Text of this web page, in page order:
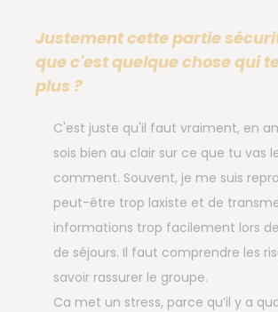
Justement cette partie
que c'est quelque chose qui
plus ?
C'est juste qu'il faut vraiment, en
sois bien au clair sur ce que tu vas
comment. Souvent, je me suis
peut-être trop laxiste et de
informations trop facilement lors
de séjours. Il faut comprendre les
savoir rassurer le groupe.
Ca met un stress, parce qu’il y a